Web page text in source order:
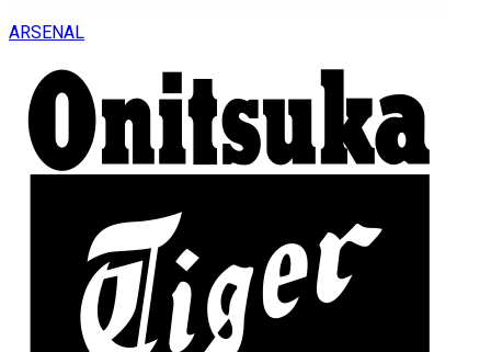
ARSENAL